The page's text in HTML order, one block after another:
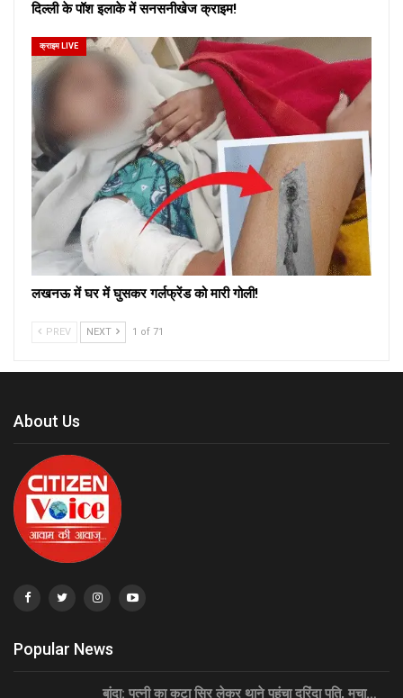
दिल्ली के पॉश इलाके में सनसनीखेज क्राइम!
क्राइम LIVE
लखनऊ में घर में घुसकर गर्लफ्रेंड को मारी गोली!
PREV NEXT 1 of 71
About Us
Popular News
बांदा: पत्नी का कटा सिर लेकर थाने पहुंचा दरिंदा पति, मचा…